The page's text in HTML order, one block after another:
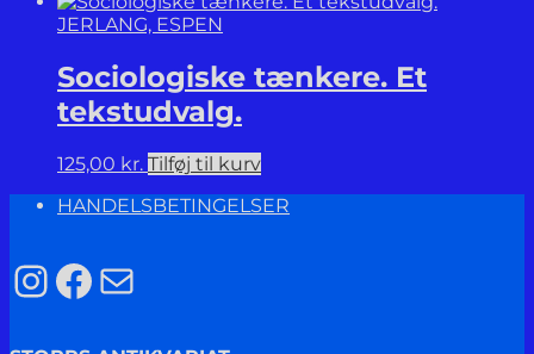
JERLANG, ESPEN
Sociologiske tænkere. Et
tekstudvalg.
125,00 kr. Tilføj til kurv
HANDELSBETINGELSER
Instagram
Facebook
Mail